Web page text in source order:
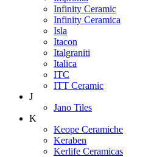
Infinity Ceramic
Infinity Ceramica
Isla
Itacon
Italgraniti
Italica
ITC
ITT Ceramic
J
Jano Tiles
K
Keope Ceramiche
Keraben
Kerlife Ceramicas